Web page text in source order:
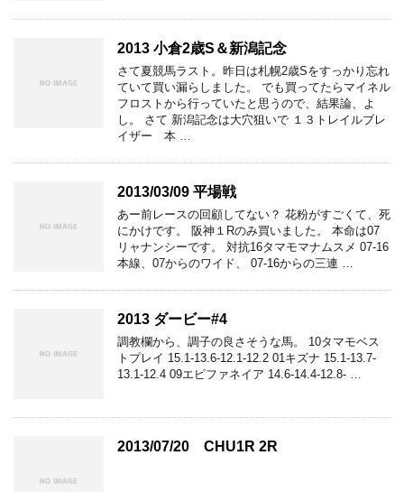
2013 小倉2歳S＆新潟記念
さて夏競馬ラスト。昨日は札幌2歳Sをすっかり忘れ
ていて買い漏らしました。 でも買ってたらマイネル
フロストから行っていたと思うので、結果論、よ
し。 さて 新潟記念は大穴狙いで １３トレイルブレ
イザー 本 …
2013/03/09 平場戦
あー前レースの回顧してない？ 花粉がすごくて、死
にかけです。 阪神１Rのみ買いました。 本命は07
リャナンシーです。 対抗16タマモマナムスメ 07-16
本線、07からのワイド、 07-16からの三連 …
2013 ダービー#4
調教欄から、調子の良さそうな馬。 10タマモベス
トプレイ 15.1-13.6-12.1-12.2 01キズナ 15.1-13.7-
13.1-12.4 09エピファネイア 14.6-14.4-12.8- …
2013/07/20 CHU1R 2R